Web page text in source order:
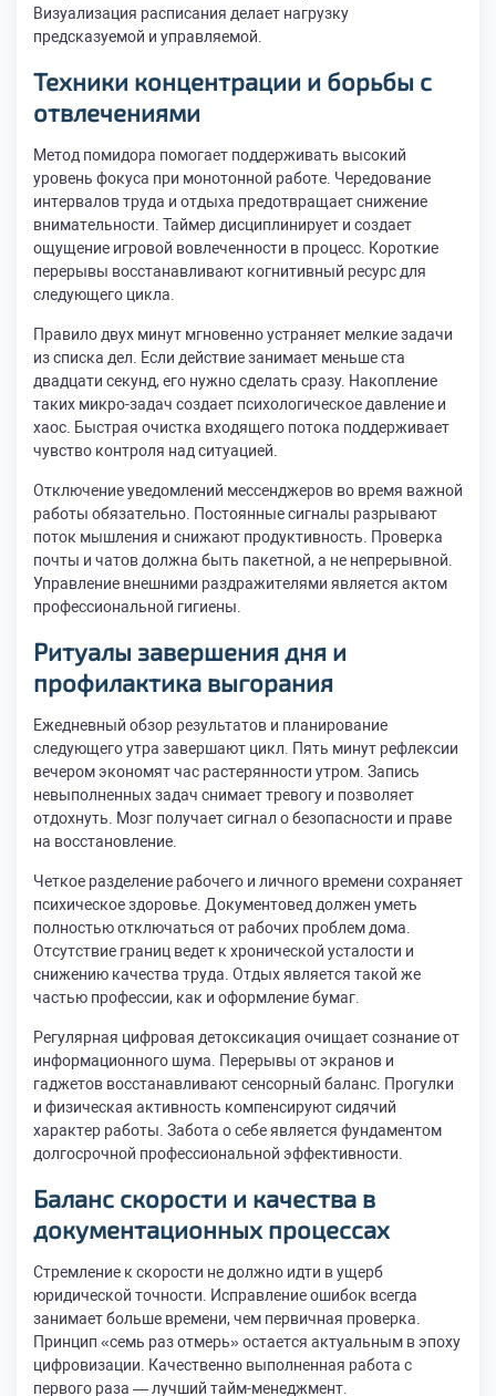
Визуализация расписания делает нагрузку
предсказуемой и управляемой.
Техники концентрации и борьбы с
отвлечениями
Метод помидора помогает поддерживать высокий
уровень фокуса при монотонной работе. Чередование
интервалов труда и отдыха предотвращает снижение
внимательности. Таймер дисциплинирует и создает
ощущение игровой вовлеченности в процесс. Короткие
перерывы восстанавливают когнитивный ресурс для
следующего цикла.
Правило двух минут мгновенно устраняет мелкие задачи
из списка дел. Если действие занимает меньше ста
двадцати секунд, его нужно сделать сразу. Накопление
таких микро-задач создает психологическое давление и
хаос. Быстрая очистка входящего потока поддерживает
чувство контроля над ситуацией.
Отключение уведомлений мессенджеров во время важной
работы обязательно. Постоянные сигналы разрывают
поток мышления и снижают продуктивность. Проверка
почты и чатов должна быть пакетной, а не непрерывной.
Управление внешними раздражителями является актом
профессиональной гигиены.
Ритуалы завершения дня и
профилактика выгорания
Ежедневный обзор результатов и планирование
следующего утра завершают цикл. Пять минут рефлексии
вечером экономят час растерянности утром. Запись
невыполненных задач снимает тревогу и позволяет
отдохнуть. Мозг получает сигнал о безопасности и праве
на восстановление.
Четкое разделение рабочего и личного времени сохраняет
психическое здоровье. Документовед должен уметь
полностью отключаться от рабочих проблем дома.
Отсутствие границ ведет к хронической усталости и
снижению качества труда. Отдых является такой же
частью профессии, как и оформление бумаг.
Регулярная цифровая детоксикация очищает сознание от
информационного шума. Перерывы от экранов и
гаджетов восстанавливают сенсорный баланс. Прогулки
и физическая активность компенсируют сидячий
характер работы. Забота о себе является фундаментом
долгосрочной профессиональной эффективности.
Баланс скорости и качества в
документационных процессах
Стремление к скорости не должно идти в ущерб
юридической точности. Исправление ошибок всегда
занимает больше времени, чем первичная проверка.
Принцип «семь раз отмерь» остается актуальным в эпоху
цифровизации. Качественно выполненная работа с
первого раза — лучший тайм-менеджмент.